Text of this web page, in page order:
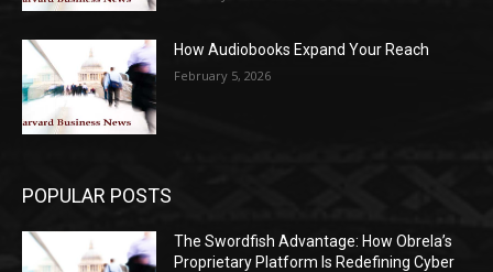
How Audiobooks Expand Your Reach
February 5, 2026
POPULAR POSTS
The Swordfish Advantage: How Obrela’s
Proprietary Platform Is Redefining Cyber